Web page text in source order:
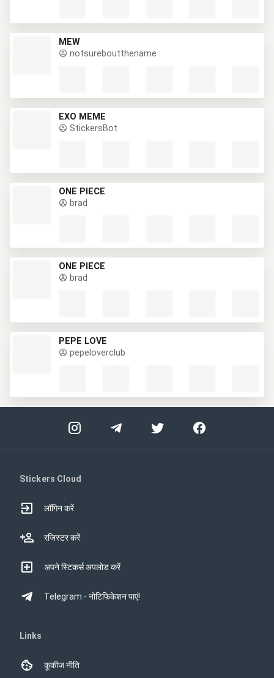
MEW
notsureboutthename
EXO MEME
StickersBot
ONE PIECE
brad
ONE PIECE
brad
PEPE LOVE
pepeloverclub
Stickers Cloud
लॉगिन करें
रजिस्टर करें
अपने स्टिकर्स अपलोड करें
Telegram - नोटिफिकेशन पाएं!
Links
कूकीज नीति